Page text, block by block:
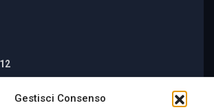
Gestisci Consenso